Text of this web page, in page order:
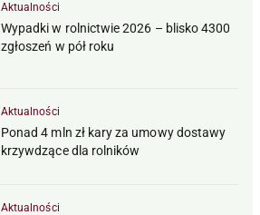
Aktualności
Wypadki w rolnictwie 2026 – blisko 4300
zgłoszeń w pół roku
Aktualności
Ponad 4 mln zł kary za umowy dostawy
krzywdzące dla rolników
Aktualności